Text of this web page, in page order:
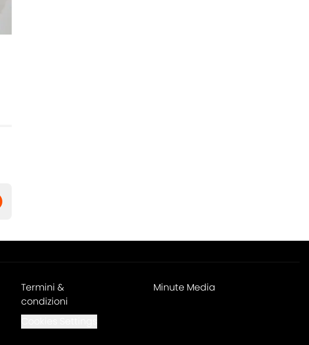
Termini &
condizioni
Minute Media